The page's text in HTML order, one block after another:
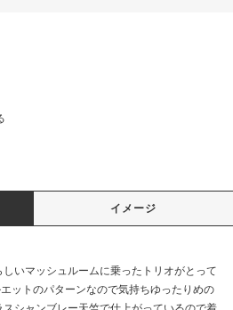
イメージ
いマッシュルームに乗ったトリオがとって
ットのパターンなので気持ちゆったりめの